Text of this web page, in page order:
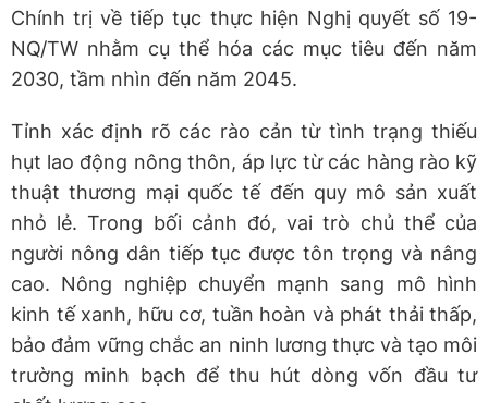
Chính trị về tiếp tục thực hiện Nghị quyết số 19-
NQ/TW nhằm cụ thể hóa các mục tiêu đến năm
2030, tầm nhìn đến năm 2045.
Tỉnh xác định rõ các rào cản từ tình trạng thiếu
hụt lao động nông thôn, áp lực từ các hàng rào kỹ
thuật thương mại quốc tế đến quy mô sản xuất
nhỏ lẻ. Trong bối cảnh đó, vai trò chủ thể của
người nông dân tiếp tục được tôn trọng và nâng
cao. Nông nghiệp chuyển mạnh sang mô hình
kinh tế xanh, hữu cơ, tuần hoàn và phát thải thấp,
bảo đảm vững chắc an ninh lương thực và tạo môi
trường minh bạch để thu hút dòng vốn đầu tư